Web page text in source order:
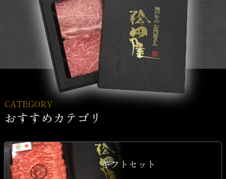
CATEGORY
おすすめカテゴリ
ギフトセット